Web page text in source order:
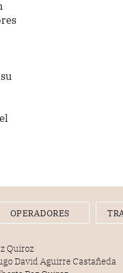
OPERADORES
Quiroz
David Aguirre Castañeda